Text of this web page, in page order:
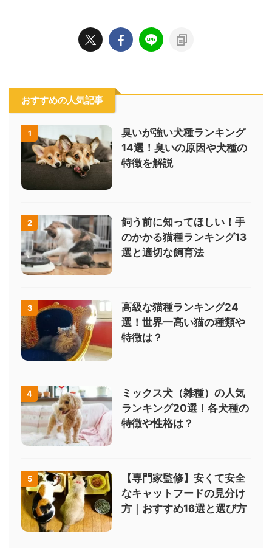
おすすめの人気記事
1
臭いが強い犬種ランキング
14選！臭いの原因や犬種の
特徴を解説
2
飼う前に知ってほしい！手
のかかる猫種ランキング13
選と適切な飼育法
3
高級な猫種ランキング24
選！世界一高い猫の種類や
特徴は？
4
ミックス犬（雑種）の人気
ランキング20選！各犬種の
特徴や性格は？
5
【専門家監修】安くて安全
なキャットフードの見分け
方｜おすすめ16選と選び方